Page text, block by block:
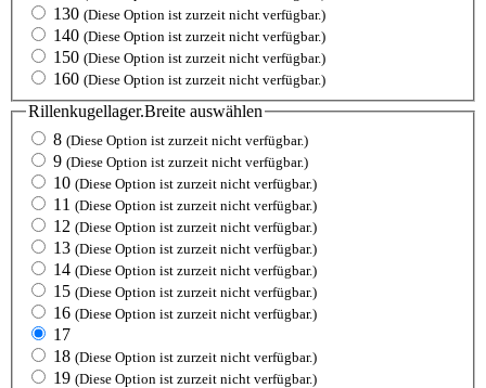
130 (Diese Option ist zurzeit nicht verfügbar.)
140 (Diese Option ist zurzeit nicht verfügbar.)
150 (Diese Option ist zurzeit nicht verfügbar.)
160 (Diese Option ist zurzeit nicht verfügbar.)
Rillenkugellager.Breite auswählen
8 (Diese Option ist zurzeit nicht verfügbar.)
9 (Diese Option ist zurzeit nicht verfügbar.)
10 (Diese Option ist zurzeit nicht verfügbar.)
11 (Diese Option ist zurzeit nicht verfügbar.)
12 (Diese Option ist zurzeit nicht verfügbar.)
13 (Diese Option ist zurzeit nicht verfügbar.)
14 (Diese Option ist zurzeit nicht verfügbar.)
15 (Diese Option ist zurzeit nicht verfügbar.)
16 (Diese Option ist zurzeit nicht verfügbar.)
17
18 (Diese Option ist zurzeit nicht verfügbar.)
19 (Diese Option ist zurzeit nicht verfügbar.)